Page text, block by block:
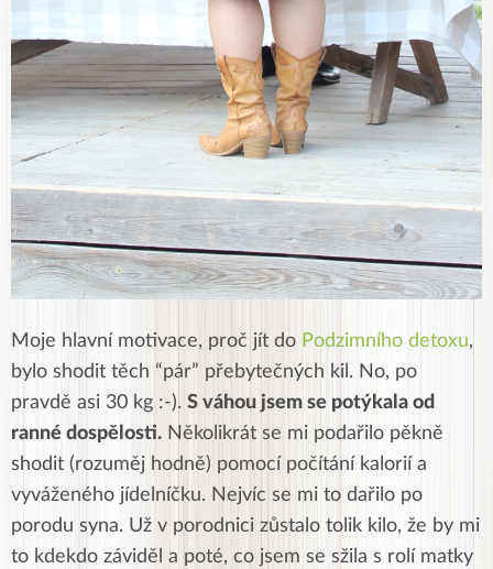
Moje hlavní motivace, proč jít do Podzimního detoxu,
bylo shodit těch “pár” přebytečných kil. No, po
pravdě asi 30 kg :-). S váhou jsem se potýkala od
ranné dospělosti. Několikrát se mi podařilo pěkně
shodit (rozuměj hodně) pomocí počítání kalorií a
vyváženého jídelníčku. Nejvíc se mi to dařilo po
porodu syna. Už v porodnici zůstalo tolik kilo, že by mi
to kdekdo záviděl a poté, co jsem se sžila s rolí matky